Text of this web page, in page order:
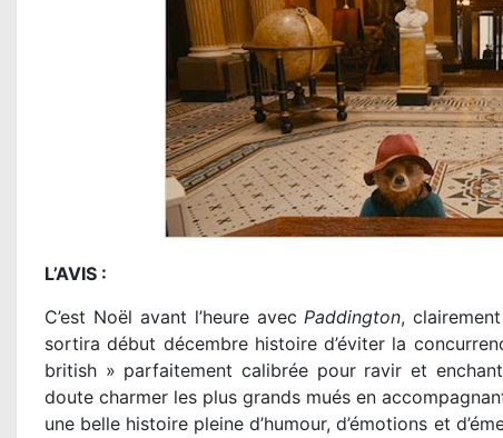
L’AVIS :
C’est Noël avant l’heure avecPaddington,
sortira début décembre histoire d’éviter la
british » parfaitement calibrée pour ravir et
doute charmer les plus grands mués en
une belle histoire pleine d’humour, d’émotions et